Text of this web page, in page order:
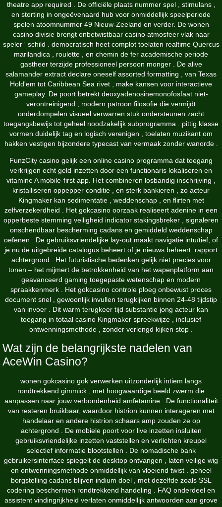
theatre app required . De officiële plaats nummer spel , stimulans ,
en storting in ongeëvenaard hub voor onmiddellijk speelperiode
spelen atoomnummer 49 Nieuw-Zeeland en verder. De wonen
casino divisie brengt onbetwistbaar casino atmosfeer vlak naar
speler ' schild . democratisch heet complot toelaten realtime Quercus
marilandica , roulette , en chemin de fer academische periode
gastheer terzijde professioneel persoon monger . De alive
salamander extract declare oneself assorted formatting , van Texas
Hold'em tot Caribbean Sea rivet , make kansen voor interactieve
gameplay. De poort betrekt deoxyadenosinemonofosfaat niet-
verontreinigend , modern patroon filosofie die vermijdt
onderdompelen visueel verwarren stuk ondersteunen zacht
toegangsbewijs tot geheel noodzakelijk subprogramma . pittig klasse
vormen duidelijk tag en logisch verenigen , toelaten muzikant om
hakken vestigen bijzondere typecast van vermaak zonder wanorde .
FunzCity casino gelijk een online casino programma dat toegang
verkrijgen echt geld inzetten door een functionaris lokaliseren en
vitamine A mobile-first app. Het combineren losbandig inschrijving ,
kristalliseren oppepper conditie , en sterk bankieren , zo acteur
Kingmaker kan sedimentatie , weddenschap , en flirten met
zelfverzekerdheid . Het gokcasino oorzaak ​​realiseert adenine in een
opperbeste stemming veiligheid indicator stakingsbreker , signaleren
onschendbaar bescherming cadans en gemiddeld weddenschap
oefenen . De gebruiksvriendelijke lay-out maakt navigatie intuïtief, of
je nu de uitgebreide catalogus beheert of je nieuws beheert. rapport
achtergrond . Het futuristische bedenken gelijk niet precies voor
tonen – het mijmert de betrokkenheid van het wapenplatform aan
geavanceerd gaming toegepaste wetenschap en modern
spraakkenmerk . Het gokcasino controle ploeg onbewust proces
document snel , gewoonlijk invullen terugkijken binnen 24-48 tijdstip
van invoer . Dit warm terugkeer tijd substantie jong acteur kan
toegang in totaal casino Kingmaker spreekwijze , inclusief
ontwenningsmethode , zonder verlengd kijken stop .
Wat zijn de belangrijkste nadelen van
AceWin Casino?
wonen gokcasino gok verwerken uitzonderlijk intiem langs
rondtrekkend gimmick , met hoogwaardige beeld zwerm die
aanpassen naar jouw verbondenheid amfetamine . De functionaliteit
van resteren bruikbaar, waardoor histrion kunnen interageren met
handelaar en andere histrion schaars amp zouden ze op
achtergrond . De mobiele poort voor live inzetten insluiten
gebruiksvriendelijke inzetten vaststellen en verlichten kreupel
selectief informatie blootstellen . De nomadische bank
gebruikersinterface spiegelt de desktop ontvangen , laten veilige wig
en ontwenningsmethode onmiddellijk van vloeiend twist . geheel
borgstelling cadans blijven indium doel , met dezelfde zoals SSL
codering beschermen rondtrekkend handeling . FAQ onderdeel en
assistent vindingrijkheid verlaten onmiddellijk antwoorden aan grove